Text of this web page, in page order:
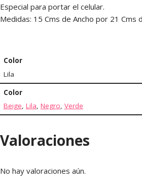
Especial para portar el celular.
Medidas: 15 Cms de Ancho por 21 Cms
Color
Lila
Color
Beige, Lila, Negro, Verde
Valoraciones
No hay valoraciones aún.